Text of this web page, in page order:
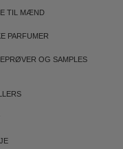
TIL MÆND
PARFUMER
OG SAMPLES